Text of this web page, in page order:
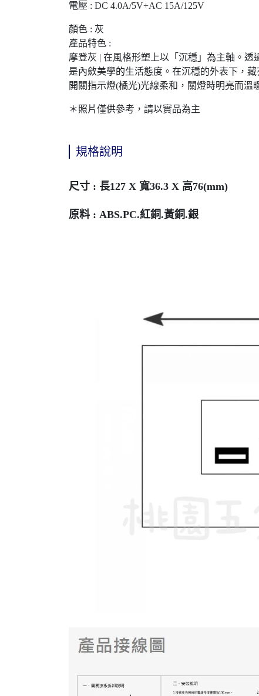
電壓 : DC 4.0A/5V+AC 15A/125V
顏色 : 灰
產品特色 :
摩登灰 | 在風格形塑上以「沉穩」為主軸。
是內斂美學的生活態度。在沉穩的外表下，
開關指示燈(橘光)光線柔和，關燈時明亮而溫
＊照片僅供參考，請以實品為主
規格說明
尺寸 : 長127 X 寬36.3 X 高76(mm)
原料 : ABS.PC.紅銅.黃銅.銀